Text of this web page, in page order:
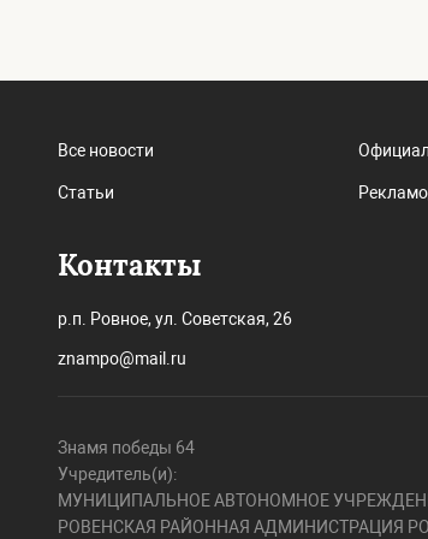
Все новости
Статьи
Контакты
р.п. Ровное, ул. Советская, 26
znampo@mail.ru
Знамя победы 64
Учредитель(и):
МУНИЦИПАЛЬНОЕ АВТОНОМНОЕ
РОВЕНСКАЯ РАЙОННАЯ АДМИНИСТРАЦИЯ